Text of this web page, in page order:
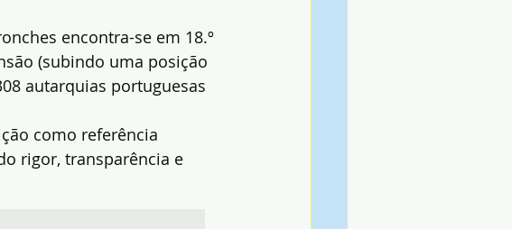
encontra-se em 18.º
(subindo uma posição
autarquias portuguesas
como referência
rigor, transparência e